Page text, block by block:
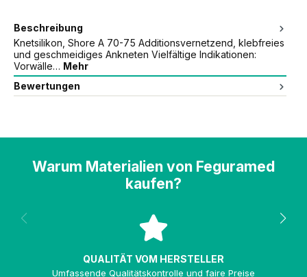
Beschreibung
Knetsilikon, Shore A 70-75 Additionsvernetzend, klebfreies
und geschmeidiges Ankneten Vielfältige Indikationen:
Vorwälle… Mehr
Bewertungen
Warum Materialien von Feguramed
kaufen?
QUALITÄT VOM HERSTELLER
Umfassende Qualitätskontrolle und faire Preise